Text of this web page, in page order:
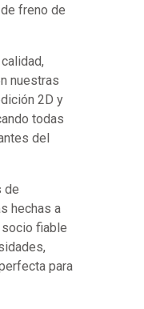
freno de
nuestras
2D y
todas
del
de
hechas a
socio fiable
para